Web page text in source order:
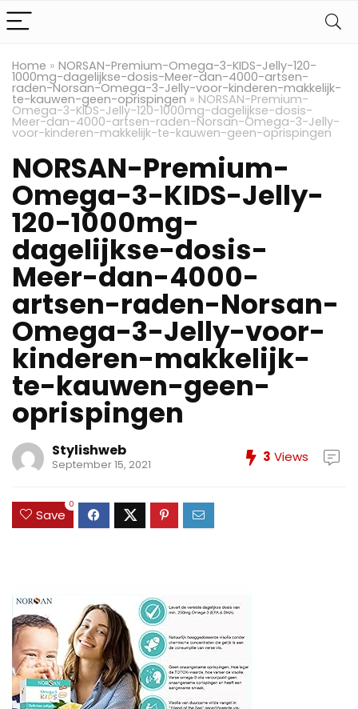
Home » NORSAN-Premium-Omega-3-KIDS-Jelly-120-
1000mg-dagelijkse-dosis-Meer-dan-4000-artsen-
raden-Norsan-Omega-3-Jelly-voor-kinderen-makkelijk-
te-kauwen-geen-oprispingen » NORSAN-Premium-
Omega-3-KIDS-Jelly-120-1000mg-dagelijkse-dosis-
Meer-dan-4000-artsen-raden-Norsan-Omega-3-Jelly-
voor-kinderen-makkelijk-te-kauwen-geen-oprispingen
NORSAN-Premium-
Omega-3-KIDS-Jelly-
120-1000mg-
dagelijkse-dosis-
Meer-dan-4000-
artsen-raden-Norsan-
Omega-3-Jelly-voor-
kinderen-makkelijk-
te-kauwen-geen-
oprispingen
Stylishweb
September 15, 2021 3 Views
Save
0